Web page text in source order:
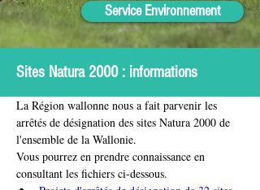
Service Environnement
Sites Natura 2000 : informations
La Région wallonne nous a fait parvenir les
arrêtés de désignation des sites Natura 2000 de
l'ensemble de la Wallonie.
Vous pourrez en prendre connaissance en
consultant les fichiers ci-dessous.